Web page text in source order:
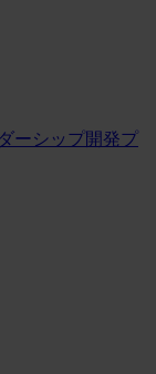
ーシップ開発プ